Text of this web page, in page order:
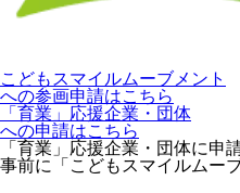
こどもスマイルムーブメント
への参画申請はこちら
「育業」応援企業・団体
への申請はこちら
「育業」応援企業・団体に申
事前に「こどもスマイルムー